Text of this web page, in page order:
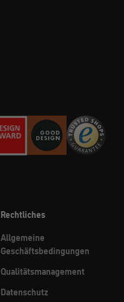
Rechtliches
Allgemeine
Geschäftsbedingungen
Qualitätsmanagement
Datenschutz